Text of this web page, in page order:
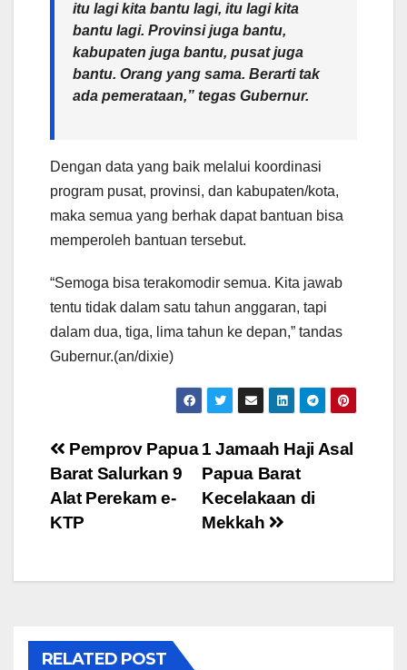
itu lagi kita bantu lagi, itu lagi kita
bantu lagi. Provinsi juga bantu,
kabupaten juga bantu, pusat juga
bantu. Orang yang sama. Berarti tak
ada pemerataan,” tegas Gubernur.
Dengan data yang baik melalui koordinasi
program pusat, provinsi, dan kabupaten/kota,
maka semua yang berhak dapat bantuan bisa
memperoleh bantuan tersebut.
“Semoga bisa terakomodir semua. Kita jawab
tentu tidak dalam satu tahun anggaran, tapi
dalam dua, tiga, lima tahun ke depan,” tandas
Gubernur.(an/dixie)
Post
navigation
1 Jamaah Haji Asal
Papua Barat
Kecelakaan di
Mekkah
Pemprov Papua
Barat Salurkan 9
Alat Perekam e-
KTP
RELATED POST